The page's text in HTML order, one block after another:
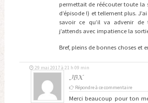
permettait de réécouter toute la
d’épisode !) et tellement plus.
savoir ce qu’il va advenir de
j’attends avec impatience la
Bref, pleins de bonnes choses et
JBX
29 mai 2017 à 21 h 09 min
Répondre à ce commentaire
Merci beaucoup pour ton